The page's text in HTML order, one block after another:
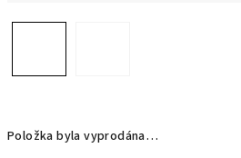
Položka byla vyprodána…